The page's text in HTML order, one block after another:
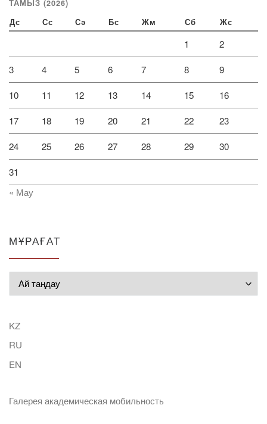
ТАМЫЗ (2026)
Дс Сс Сә Бс Жм Сб Жс
1 2
3 4 5 6 7 8 9
10 11 12 13 14 15 16
17 18 19 20 21 22 23
24 25 26 27 28 29 30
31
« Мау
МҰРАҒАТ
KZ
RU
EN
Галерея академическая мобильность